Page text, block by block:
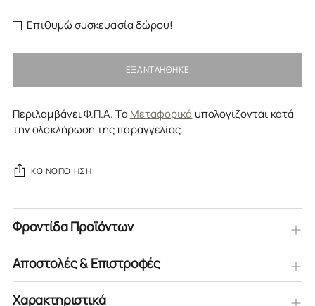
Επιθυμώ συσκευασία δώρου!
ΕΞΑΝΤΛΉΘΗΚΕ
Περιλαμβάνει Φ.Π.Α. Τα Μεταφορικά υπολογίζονται κατά
την ολοκλήρωση της παραγγελίας.
ΚΟΙΝΟΠΟΊΗΣΗ
Φροντίδα Προϊόντων
Αποστολές & Επιστροφές
Χαρακτηριστικά